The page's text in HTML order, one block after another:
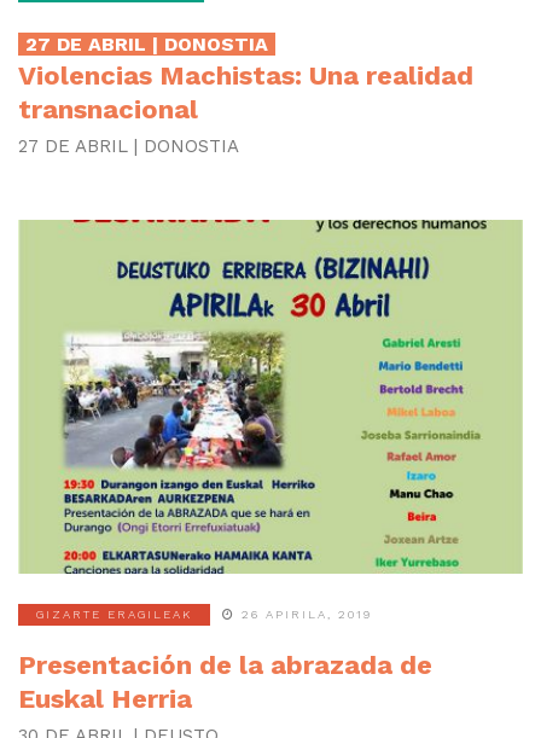
27 DE ABRIL | DONOSTIA
Violencias Machistas: Una realidad
transnacional
27 DE ABRIL | DONOSTIA
GIZARTE ERAGILEAK 26 APIRILA, 2019
Presentación de la abrazada de
Euskal Herria